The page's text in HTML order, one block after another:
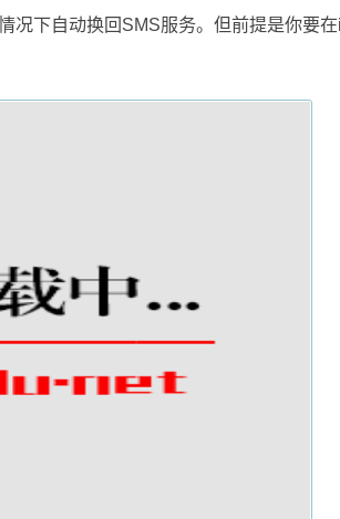
况下自动换回SMS服务。但前提是你要